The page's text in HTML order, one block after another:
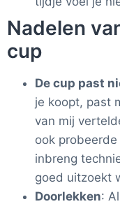
Nadelen
cup
De cup past
je koopt, past
van mij
ook
inbreng
goed uitzoekt
Doorlekken: